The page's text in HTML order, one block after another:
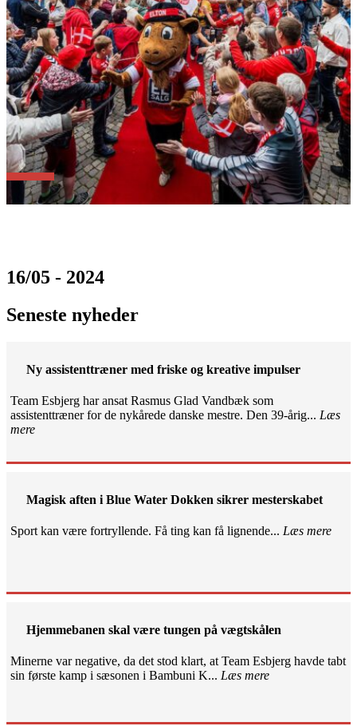
16/05 - 2024
Seneste nyheder
Ny assistenttræner med friske og kreative impulser
Team Esbjerg har ansat Rasmus Glad Vandbæk som
assistenttræner for de nykårede danske mestre. Den 39-årig... Læs
mere
Magisk aften i Blue Water Dokken sikrer mesterskabet
Sport kan være fortryllende. Få ting kan få lignende... Læs mere
Hjemmebanen skal være tungen på vægtskålen
Minerne var negative, da det stod klart, at Team Esbjerg havde tabt
sin første kamp i sæsonen i Bambuni K... Læs mere